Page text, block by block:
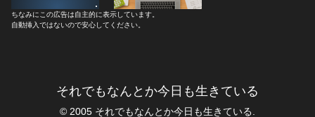
ちなみにこの広告は自主的に表示しています。
自動挿入ではないので安心してください。
それでもなんとか今日も生きている
© 2005 それでもなんとか今日も生きている.